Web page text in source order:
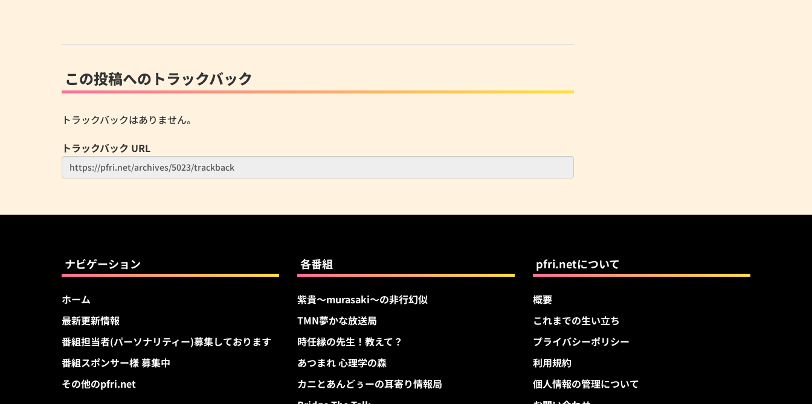
この投稿へのトラックバック
トラックバックはありません。
トラックバック URL
ナビゲーション
ホーム
最新更新情報
番組担当者(パーソナリティー)募集しております
番組スポンサー様 募集中
その他のpfri.net
各番組
紫貴～murasaki～の非行幻似
TMN夢かな放送局
時任縁の先生！教えて？
あつまれ 心理学の森
カニとあんどぅーの耳寄り情報局
pfri.netについて
概要
これまでの生い立ち
プライバシーポリシー
利用規約
個人情報の管理について